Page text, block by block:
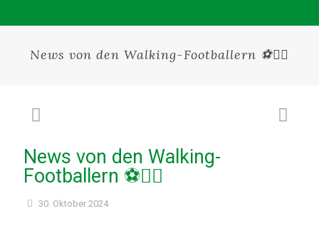
News von den Walking-Footballern ⚽🚶‍♂️
News von den Walking-
Footballern ⚽🚶‍♂️
30. Oktober 2024